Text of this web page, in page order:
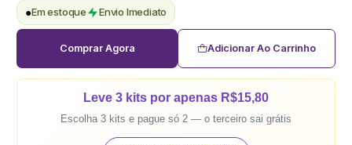
●Em estoque Envio Imediato
Adicionar Ao Carrinho
Comprar Agora
Leve 3 kits por apenas R$15,80
Escolha 3 kits e pague só 2 — o terceiro sai grátis